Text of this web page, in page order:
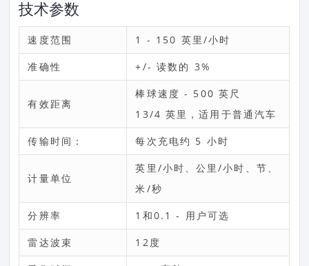
技术参数
速度范围 1 - 150 英里/小时
准确性 +/- 读数的 3%
有效距离
棒球速度 - 500 英尺
13/4 英里，适用于普通汽车
传输时间： 每次充电约 5 小时
计量单位
英里/小时、公里/小时、节、
米/秒
分辨率 1和0.1 - 用户可选
雷达波束 12度